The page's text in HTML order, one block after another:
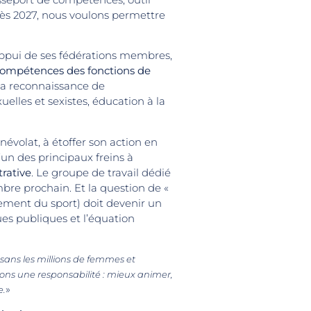
2027, nous voulons permettre
de ses fédérations membres,
des fonctions de
reconnaissance de
et sexistes, éducation à la
à étoffer son action en
des principaux freins à
. Le groupe de travail dédié
prochain. Et la question de «
du sport) doit devenir un
publiques et l’équation
les millions de femmes et
une responsabilité : mieux animer,
»